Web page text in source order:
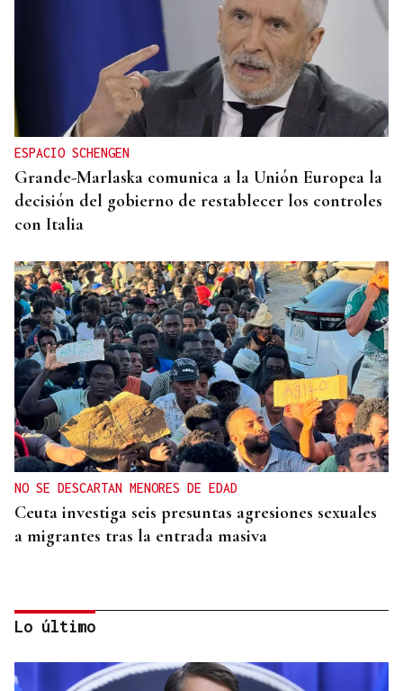
ESPACIO SCHENGEN
Grande-Marlaska comunica a la Unión Europea la
decisión del gobierno de restablecer los controles
con Italia
NO SE DESCARTAN MENORES DE EDAD
Ceuta investiga seis presuntas agresiones sexuales
a migrantes tras la entrada masiva
Lo último